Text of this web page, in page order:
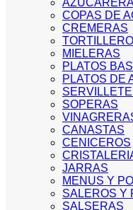
COPAS DE
CREMERAS
MIELERAS
PLATOS
PLATOS DE
SOPERAS
CANASTAS
CENICEROS
JARRAS
MENUS Y
SALEROS Y
SALSERAS